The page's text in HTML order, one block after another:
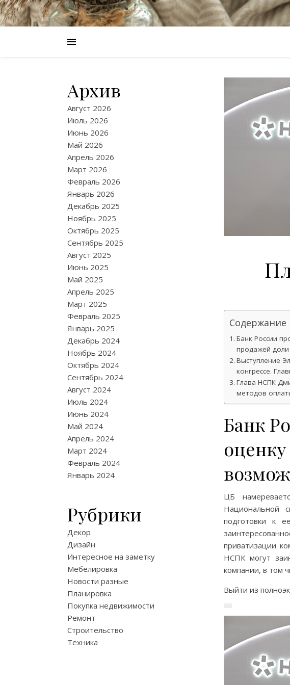
Архив
Август 2026
Июль 2026
Июнь 2026
Май 2026
Апрель 2026
Март 2026
Февраль 2026
Январь 2026
Декабрь 2025
Ноябрь 2025
Октябрь 2025
Сентябрь 2025
Август 2025
Июнь 2025
Май 2025
Апрель 2025
Март 2025
Февраль 2025
Январь 2025
Декабрь 2024
Ноябрь 2024
Октябрь 2024
Сентябрь 2024
Август 2024
Июль 2024
Июнь 2024
Май 2024
Апрель 2024
Март 2024
Февраль 2024
Январь 2024
Рубрики
Декор
Дизайн
Интересное на заметку
Мебелировка
Новости разные
Планировка
Покупка недвижимости
Ремонт
Строительство
Техника
Содержание
Банк России
продажей доли
Выступление
конгрессе.
Глава НСПК
методов
Банк
ЦБ
Национальной
подготовки к
приватизации
НСПК могут
компании, в том
Выйти из